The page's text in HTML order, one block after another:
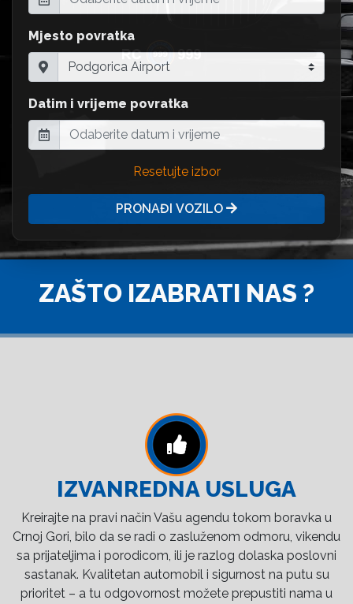
Mjesto povratka
Datim i vrijeme povratka
Resetujte izbor
PRONAĐI VOZILO
ZAŠTO IZABRATI NAS ?
IZVANREDNA USLUGA
Kreirajte na pravi način Vašu agendu tokom boravka u
Crnoj Gori, bilo da se radi o zasluženom odmoru, vikendu
sa prijateljima i porodicom, ili je razlog dolaska poslovni
sastanak. Kvalitetan automobil i sigurnost na putu su
prioritet – a tu odgovornost možete prepustiti nama u